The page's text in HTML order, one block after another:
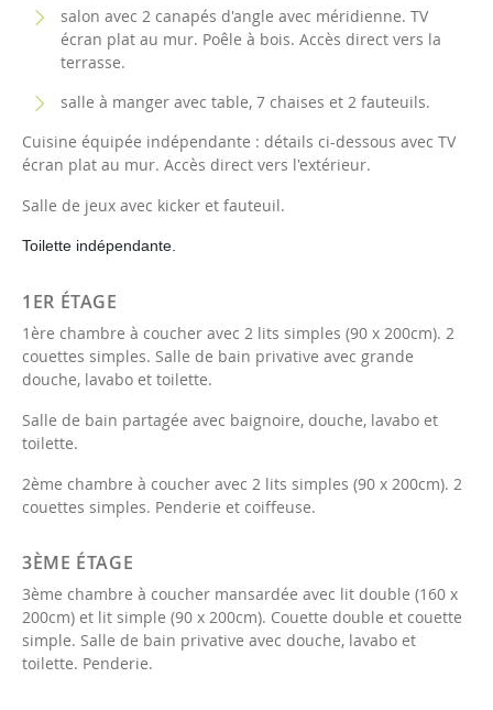
salon avec 2 canapés d'angle avec méridienne. TV
écran plat au mur. Poêle à bois. Accès direct vers la
terrasse.
salle à manger avec table, 7 chaises et 2 fauteuils.
Cuisine équipée indépendante : détails ci-dessous avec TV
écran plat au mur. Accès direct vers l'extérieur.
Salle de jeux avec kicker et fauteuil.
Toilette indépendante.
1ER ÉTAGE
1ère chambre à coucher avec 2 lits simples (90 x 200cm). 2
couettes simples. Salle de bain privative avec grande
douche, lavabo et toilette.
Salle de bain partagée avec baignoire, douche, lavabo et
toilette.
2ème chambre à coucher avec 2 lits simples (90 x 200cm). 2
couettes simples. Penderie et coiffeuse.
3ÈME ÉTAGE
3ème chambre à coucher mansardée avec lit double (160 x
200cm) et lit simple (90 x 200cm). Couette double et couette
simple. Salle de bain privative avec douche, lavabo et
toilette. Penderie.